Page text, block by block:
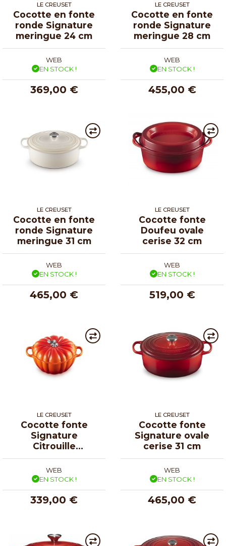
LE CREUSET
Cocotte en fonte
ronde Signature
meringue 24 cm
WEB
EN STOCK !
369,00 €
LE CREUSET
Cocotte en fonte
ronde Signature
meringue 28 cm
WEB
EN STOCK !
455,00 €
LE CREUSET
Cocotte en fonte
ronde Signature
meringue 31 cm
WEB
EN STOCK !
465,00 €
LE CREUSET
Cocotte fonte
Doufeu ovale
cerise 32 cm
WEB
EN STOCK !
519,00 €
LE CREUSET
Cocotte fonte
Signature
Citrouille
volcanique Ø 24
cm
WEB
EN STOCK !
339,00 €
LE CREUSET
Cocotte fonte
Signature ovale
cerise 31 cm
WEB
EN STOCK !
465,00 €